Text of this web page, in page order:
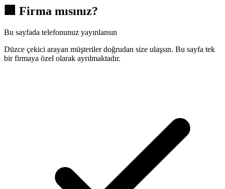
🏢 Firma mısınız?
Bu sayfada telefonunuz yayınlansın
Düzce çekici arayan müşteriler doğrudan size ulaşsın. Bu sayfa tek
bir firmaya özel olarak ayrılmaktadır.